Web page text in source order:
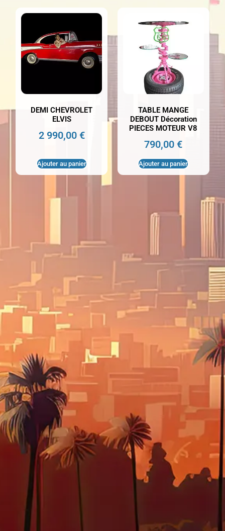
DEMI CHEVROLET
ELVIS
2 990,00 €
Ajouter au panier
TABLE MANGE
DEBOUT Décoration
PIECES MOTEUR V8
790,00€
Ajouter au panier